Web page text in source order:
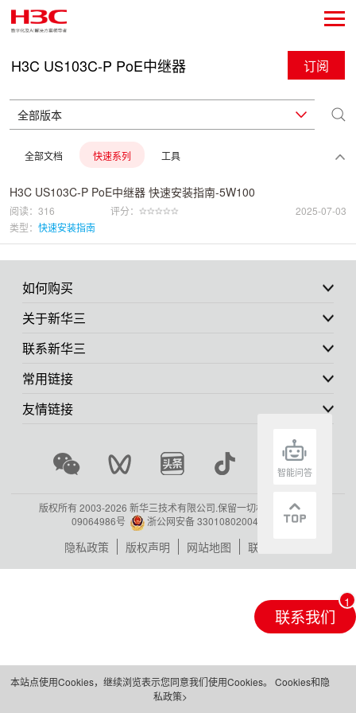
H3C US103C-P PoE中继器 订阅
全部文档 快速系列 工具
H3C US103C-P PoE中继器 快速安装指南-5W100
阅读：316 评分：
2025-07-03
类型： 快速安装指南
如何购买
关于新华三
联系新华三
常用链接
友情链接
版权所有 2003-2026 新华三技术有限公司.保留一切权利.
浙ICP备
09064986号
浙公网安备 33010802004416号
隐私政策 版权声明 网站地图 联系我们
联系我们
本站点使用Cookies，继续浏览表示您同意我们使用Cookies。 Cookies和隐
私政策>
智能问答